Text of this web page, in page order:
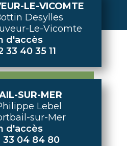
LE-VICOMTE
Desylles
Le-Vicomte
d'accès
33 40 35 11
SUR-MER
Lebel
sur-Mer
d'accès
33 04 84 80